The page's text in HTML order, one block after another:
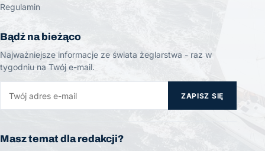
Regulamin
Bądź na bieżąco
Najważniejsze informacje ze świata żeglarstwa - raz w
tygodniu na Twój e-mail.
ZAPISZ SIĘ
Masz temat dla redakcji?